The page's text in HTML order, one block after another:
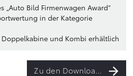
„Auto Bild Firmenwagen Award“
in der Kategorie
Doppelkabine und Kombi erhältlich
Zu den Downloads